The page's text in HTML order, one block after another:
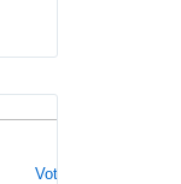
Votre publicité ici